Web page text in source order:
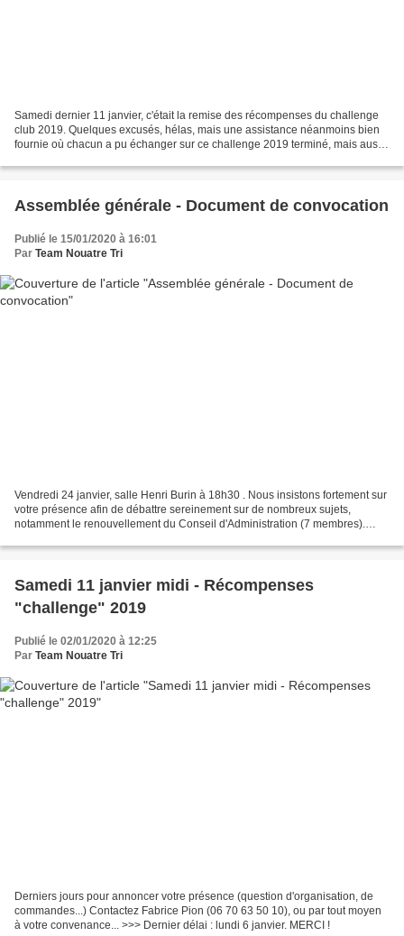
Samedi dernier 11 janvier, c'était la remise des récompenses du challenge
club 2019. Quelques excusés, hélas, mais une assistance néanmoins bien
fournie où chacun a pu échanger sur ce challenge 2019 terminé, mais aussi,
Assemblée générale - Document de convocation
Publié le 15/01/2020 à 16:01
Par Team Nouatre Tri
Vendredi 24 janvier, salle Henri Burin à 18h30 . Nous insistons fortement sur
votre présence afin de débattre sereinement sur de nombreux sujets,
notamment le renouvellement du Conseil d'Administration (7 membres).
Samedi 11 janvier midi - Récompenses
"challenge" 2019
Publié le 02/01/2020 à 12:25
Par Team Nouatre Tri
Derniers jours pour annoncer votre présence (question d'organisation, de
commandes...) Contactez Fabrice Pion (06 70 63 50 10), ou par tout moyen
à votre convenance... >>> Dernier délai : lundi 6 janvier. MERCI !